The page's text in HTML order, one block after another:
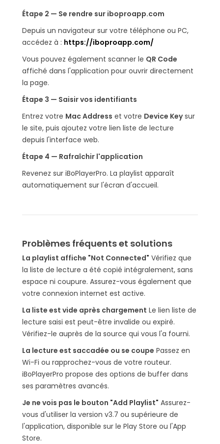
Étape 2 — Se rendre sur iboproapp.com
Depuis un navigateur sur votre téléphone ou PC,
accédez à : https://iboproapp.com/
Vous pouvez également scanner le QR Code
affiché dans l'application pour ouvrir directement
la page.
Étape 3 — Saisir vos identifiants
Entrez votre Mac Address et votre Device Keysur
le site, puis ajoutez votre lien liste de lecture
depuis l'interface web.
Étape 4 — Rafraîchir l'application
Revenez sur iBoPlayerPro. La playlist apparaît
automatiquement sur l'écran d'accueil.
Problèmes fréquents et solutions
La playlist affiche "Not Connected" Vérifiez que
la liste de lecture a été copié intégralement, sans
espace ni coupure. Assurez-vous également que
votre connexion internet est active.
La liste est vide après chargement Le lien liste de
lecture saisi est peut-être invalide ou expiré.
Vérifiez-le auprès de la source qui vous l'a fourni.
La lecture est saccadée ou se coupe Passez en
Wi-Fi ou rapprochez-vous de votre routeur.
iBoPlayerPro propose des options de buffer dans
ses paramètres avancés.
Je ne vois pas le bouton "Add Playlist" Assurez-
vous d'utiliser la version v3.7 ou supérieure de
l'application, disponible sur le Play Store ou l'App
Store.